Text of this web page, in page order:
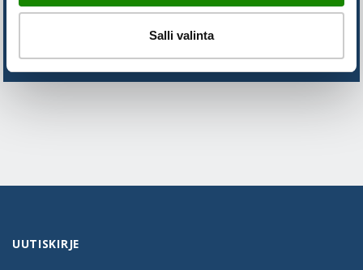
Salli valinta
UUTISKIRJE